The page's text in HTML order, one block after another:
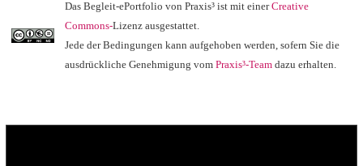
Das Begleit-ePortfolio von Praxis³ ist mit einerCreative
Commons-Lizenz ausgestattet.
Jede der Bedingungen kann aufgehoben werden, sofern Sie die
ausdrückliche Genehmigung vom Praxis³-Team dazu erhalten.